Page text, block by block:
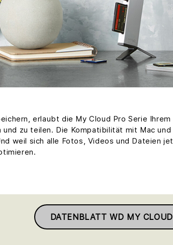
erlaubt die My Cloud Pro Serie
zu teilen. Die Kompatibilität mit Mac
weil sich alle Fotos, Videos und Dateien
DATENBLATT WD MY